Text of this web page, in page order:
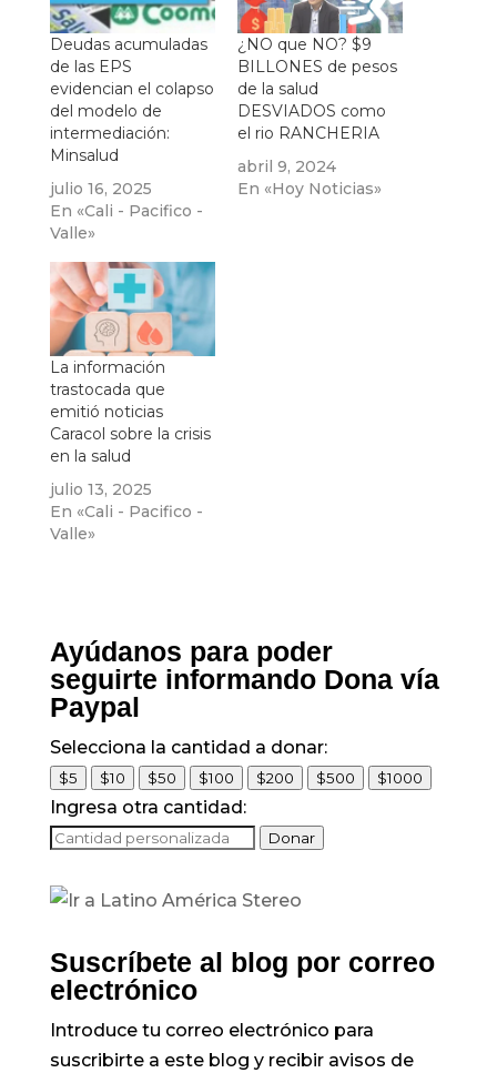
Deudas acumuladas
de las EPS
evidencian el colapso
del modelo de
intermediación:
Minsalud
julio 16, 2025
En «Cali - Pacifico -
Valle»
¿NO que NO? $9
BILLONES de pesos
de la salud
DESVIADOS como
el rio RANCHERIA
abril 9, 2024
En «Hoy Noticias»
La información
trastocada que
emitió noticias
Caracol sobre la crisis
en la salud
julio 13, 2025
En «Cali - Pacifico -
Valle»
Ayúdanos para poder
seguirte informando Dona vía
Paypal
Selecciona la cantidad a donar:
$5 $10 $50 $100 $200 $500 $1000
Ingresa otra cantidad:
Donar
Suscríbete al blog por correo
electrónico
Introduce tu correo electrónico para
suscribirte a este blog y recibir avisos de